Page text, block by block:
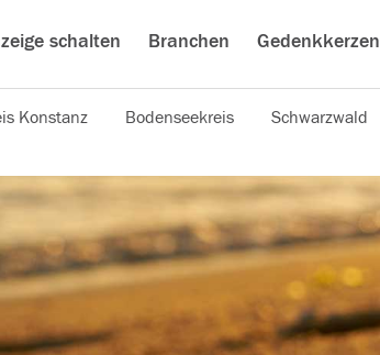
schalten Branchen Gedenkkerzen
Konstanz Bodenseekreis Schwarzwald